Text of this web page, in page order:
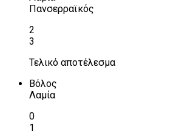
Πανσερραϊκός
2
3
Τελικό αποτέλεσμα
Βόλος
Λαμία
0
1